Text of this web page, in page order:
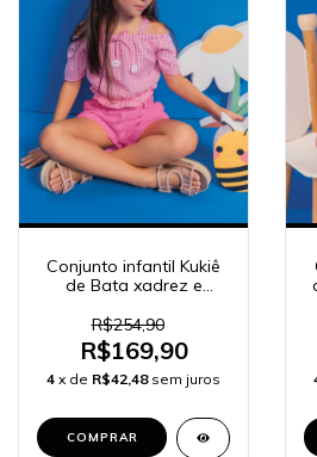
Conjunto infantil Kukiê
de Bata xadrez e
R$254,90
R$169,90
4 x de R$42,48 sem juros
COMPRAR